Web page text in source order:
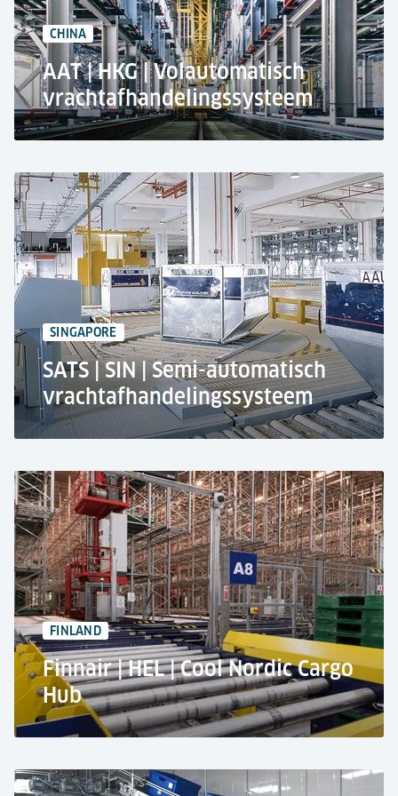
7.300 m² Oppervlakte
CHINA
AAT | HKG | Volautomatisch
vrachtafhandelingssysteem
op de internationale luchthaven van Hongkong
Volledig geautomatiseerd ULD- en
vrachtopslagsysteem
910.000 ton per jaar
1.850 ULD-Opslagplaatsen
2.500 Palletopslag Plaatsen
SINGAPORE
SATS | SIN | Semi-automatisch
vrachtafhandelingssysteem
SATS luchthavendiensten op Changi luchthaven,
Singapore
Volledig geautomatiseerd material-
handlingsysteem
500.000 ton per jaar
1.360 opslagposities
FINLAND
Finnair | HEL | Cool Nordic Cargo
Hub
Finnair's Nordic Cool Cargo Hub in Helsinki,